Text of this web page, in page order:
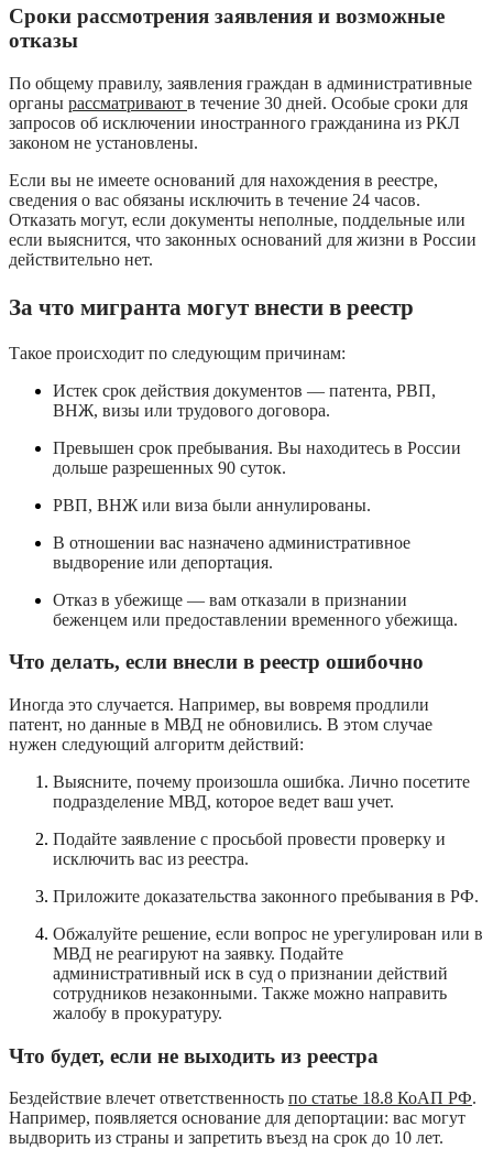
Сроки рассмотрения заявления и возможные
отказы
По общему правилу, заявления граждан в административные
органы рассматривают в течение 30 дней. Особые сроки для
запросов об исключении иностранного гражданина из РКЛ
законом не установлены.
Если вы не имеете оснований для нахождения в реестре,
сведения о вас обязаны исключить в течение 24 часов.
Отказать могут, если документы неполные, поддельные или
если выяснится, что законных оснований для жизни в России
действительно нет.
За что мигранта могут внести в реестр
Такое происходит по следующим причинам:
Истек срок действия документов — патента, РВП,
ВНЖ, визы или трудового договора.
Превышен срок пребывания. Вы находитесь в России
дольше разрешенных 90 суток.
РВП, ВНЖ или виза были аннулированы.
В отношении вас назначено административное
выдворение или депортация.
Отказ в убежище — вам отказали в признании
беженцем или предоставлении временного убежища.
Что делать, если внесли в реестр ошибочно
Иногда это случается. Например, вы вовремя продлили
патент, но данные в МВД не обновились. В этом случае
нужен следующий алгоритм действий:
Выясните, почему произошла ошибка. Лично посетите
подразделение МВД, которое ведет ваш учет.
Подайте заявление с просьбой провести проверку и
исключить вас из реестра.
Приложите доказательства законного пребывания в РФ.
Обжалуйте решение, если вопрос не урегулирован или в
МВД не реагируют на заявку. Подайте
административный иск в суд о признании действий
сотрудников незаконными. Также можно направить
жалобу в прокуратуру.
Что будет, если не выходить из реестра
Бездействие влечет ответственность по статье 18.8 КоАП РФ.
Например, появляется основание для депортации: вас могут
выдворить из страны и запретить въезд на срок до 10 лет.